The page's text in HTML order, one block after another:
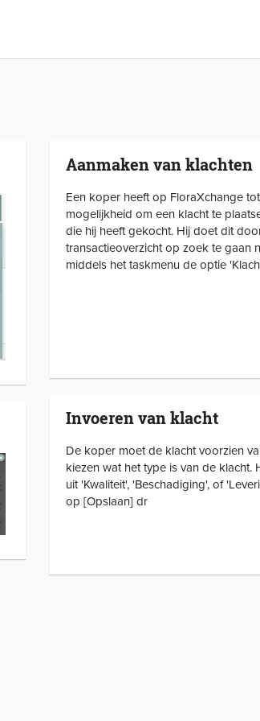
Aanmaken van klachten
Een koper heeft op FloraXchange
mogelijkheid om een klacht te
die hij heeft gekocht. Hij doet dit
transactieoverzicht op zoek te gaan
middels het taskmenu de optie
Invoeren van klacht
De koper moet de klacht voorzien
kiezen wat het type is van de klacht.
uit 'Kwaliteit', 'Beschadiging', of
op [Opslaan] dr